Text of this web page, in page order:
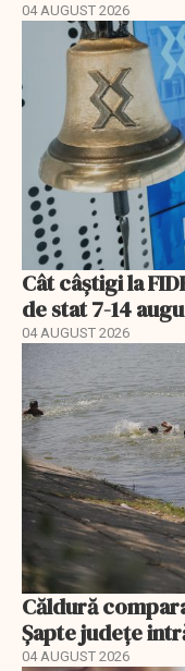
04 AUGUST 2026
Cât câștigi la
de stat 7-14
04 AUGUST 2026
Căldură
Șapte județe
04 AUGUST 2026